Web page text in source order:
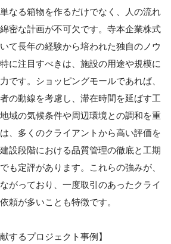
なる箱物を作るだけでなく、人の流れ
密な計画が不可欠です。寺本企業株式
て長年の経験から培われた独自のノウ
に注目すべきは、施設の用途や規模に
です。ショッピングモールであれば、
の動線を考慮し、滞在時間を延ばす工
域の気候条件や周辺環境との調和を重
、多くのクライアントから高い評価を
設段階における品質管理の徹底と工期
も定評があります。これらの強みが、
がっており、一度取引のあったクライ
頼が多いことも特徴です。
するプロジェクト事例】